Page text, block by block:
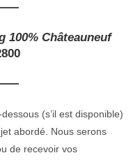
100% Châteauneuf
(s’il est disponible)
abordé. Nous serons
de recevoir vos